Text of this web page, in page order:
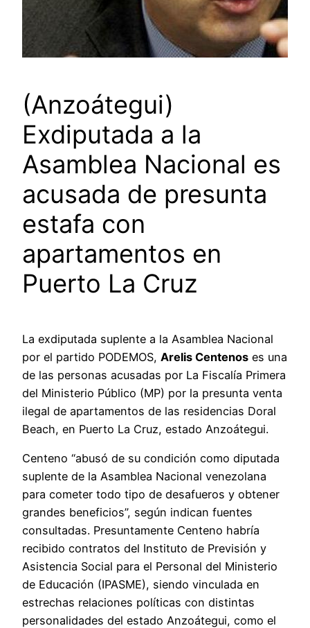
(Anzoátegui)
Exdiputada a la
Asamblea Nacional es
acusada de presunta
estafa con
apartamentos en
Puerto La Cruz
La exdiputada suplente a la Asamblea Nacional
por el partido PODEMOS, Arelis Centenos es una
de las personas acusadas por La Fiscalía Primera
del Ministerio Público (MP) por la presunta venta
ilegal de apartamentos de las residencias Doral
Beach, en Puerto La Cruz, estado Anzoátegui.
Centeno “abusó de su condición como diputada
suplente de la Asamblea Nacional venezolana
para cometer todo tipo de desafueros y obtener
grandes beneficios”, según indican fuentes
consultadas. Presuntamente Centeno habría
recibido contratos del Instituto de Previsión y
Asistencia Social para el Personal del Ministerio
de Educación (IPASME), siendo vinculada en
estrechas relaciones políticas con distintas
personalidades del estado Anzoátegui, como el